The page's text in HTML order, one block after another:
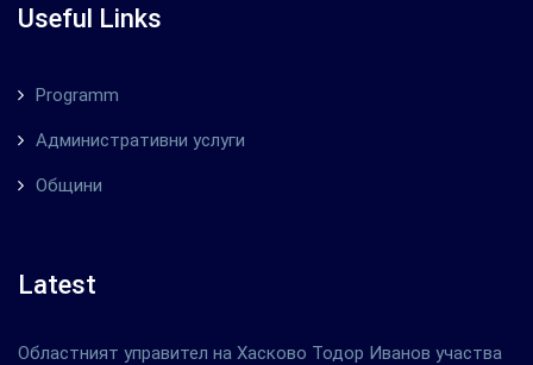
Useful Links
Programm
Административни услуги
Общини
Latest
Областният управител на Хасково Тодор Иванов участва